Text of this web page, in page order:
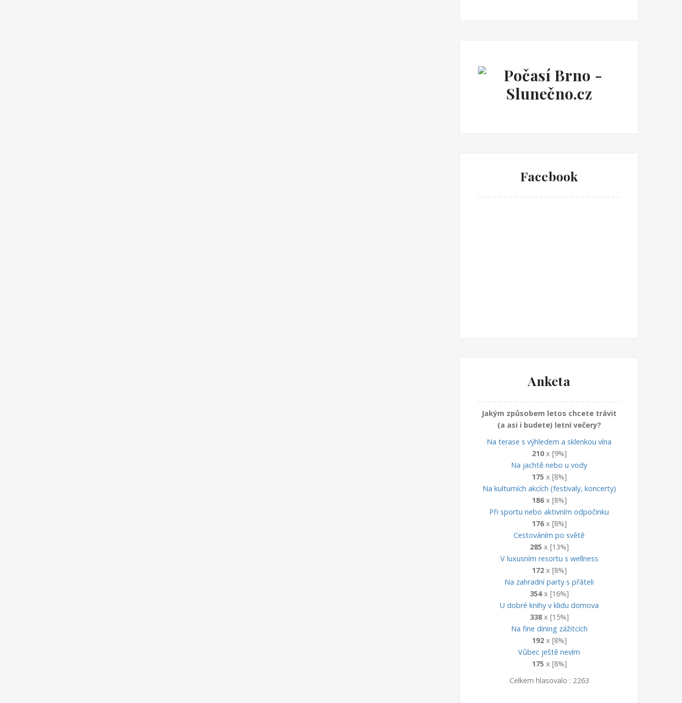
Facebook
Anketa
Jakým způsobem letos chcete trávit
(a asi i budete) letní večery?
Na terase s výhledem a sklenkou vína
210x [9%]
Na jachtě nebo u vody
175 x [8%]
Na kulturních akcích (festivaly, koncerty)
186x [8%]
Při sportu nebo aktivním odpočinku
176x [8%]
Cestováním po světě
285 x [13%]
V luxusním resortu s wellness
172x [8%]
Na zahradní party s přáteli
354x [16%]
U dobré knihy v klidu domova
338x [15%]
Na fine dining zážitcích
192x [8%]
Vůbec ještě nevím
175 x [8%]
Celkem hlasovalo : 2263